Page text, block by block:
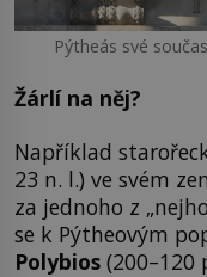
Pýtheás své
Žárlí na něj?
Například
23 n. l.) ve svém
za jednoho z
se k Pýtheovým
Polybios (200–120